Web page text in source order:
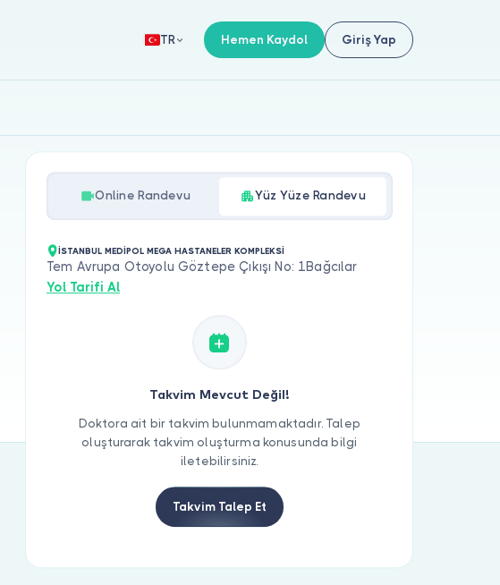
TR Hemen Kaydol Giriş Yap
Online Randevu Yüz Yüze Randevu
İSTANBUL MEDİPOL MEGA HASTANELER KOMPLEKSİ
Tem Avrupa Otoyolu Göztepe Çıkışı No: 1Bağcılar
Yol Tarifi Al
Takvim Mevcut Değil!
Doktora ait bir takvim bulunmamaktadır. Talep
oluşturarak takvim oluşturma konusunda bilgi
iletebilirsiniz.
Takvim Talep Et